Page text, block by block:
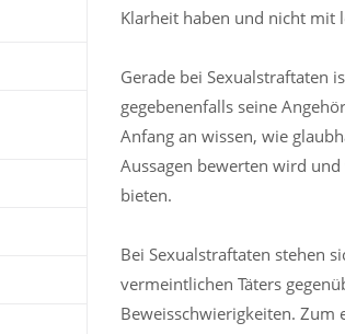
Klarheit haben und nicht mit
Gerade bei Sexualstraftaten
gegebenenfalls seine
Anfang an wissen, wie
Aussagen bewerten wird
bieten.
Bei Sexualstraftaten stehen
vermeintlichen Täters
Beweisschwierigkeiten. Zum